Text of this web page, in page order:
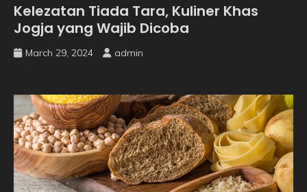
Kelezatan Tiada Tara, Kuliner Khas
Jogja yang Wajib Dicoba
March 29, 2024 admin